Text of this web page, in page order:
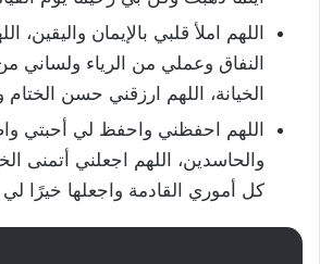
اللهم املأ قلبي بالإيمان
النفاق وعملي من الرياء ولساني
الخيانة، اللهم ارزقني حسن
اللهم احفظني واحفظ لي أحبتي
والحاسدين، اللهم اجعلني أتمنى
كل أموري القادمة واجعلها خيرًا